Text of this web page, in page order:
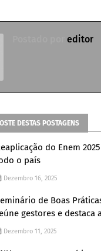
editor
DESTAS POSTAGENS
do Enem
o país
Dezembro 16, 2025
de Boas
gestores e destaca
Dezembro 11, 2025